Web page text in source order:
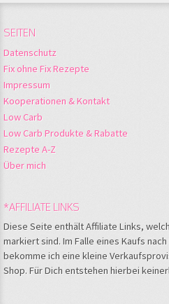
SEITEN
Datenschutz
Fix ohne Fix Rezepte
Impressum
Kooperationen & Kontakt
Low Carb
Low Carb Produkte & Rabatte
Rezepte A-Z
Über mich
*AFFILIATE LINKS
Diese Seite enthält Affiliate Links,
markiert sind. Im Falle eines Kaufs
bekomme ich eine kleine
Shop. Für Dich entstehen hierbei